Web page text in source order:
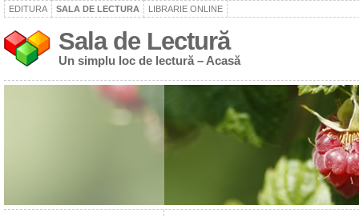
EDITURA SALA DE LECTURA LIBRARIE ONLINE
Sala de Lectură
Un simplu loc de lectură – Acasă